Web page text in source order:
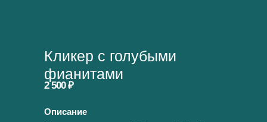
Кликер с голубыми
фианитами
Описание
2 500 ₽